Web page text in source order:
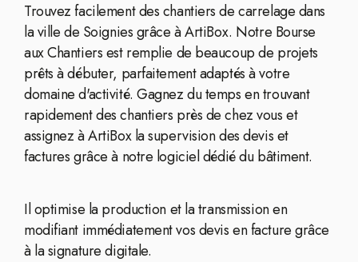
Trouvez facilement des chantiers de carrelage dans
la ville de Soignies grâce à ArtiBox. Notre Bourse
aux Chantiers est remplie de beaucoup de projets
prêts à débuter, parfaitement adaptés à votre
domaine d'activité. Gagnez du temps en trouvant
rapidement des chantiers près de chez vous et
assignez à ArtiBox la supervision des devis et
factures grâce à notre logiciel dédié du bâtiment.
Il optimise la production et la transmission en
modifiant immédiatement vos devis en facture grâce
à la signature digitale.